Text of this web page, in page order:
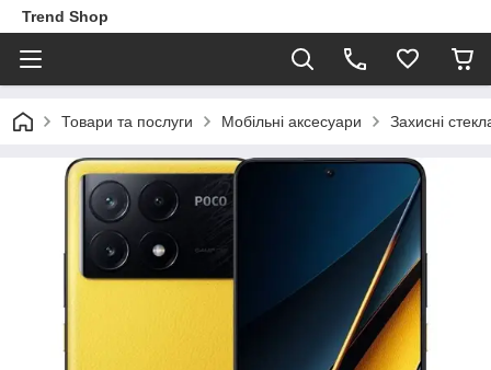
Trend Shop
Товари та послуги Мобільні аксесуари Захисні